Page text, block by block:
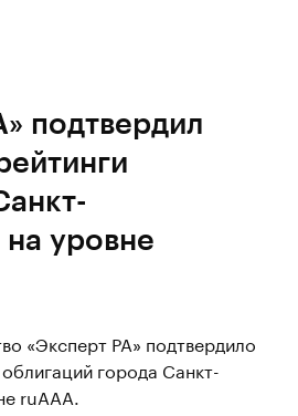
подтвердил
уровне
«Эксперт РА» подтвердило
города Санкт-
ruAAA.